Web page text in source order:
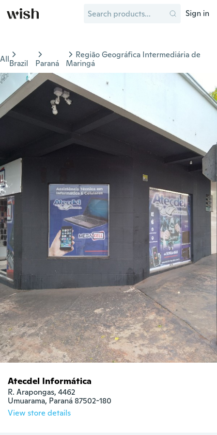
Sign in
AllBrazil Paraná
Região Geográfica Intermediária de
Maringá
Atecdel Informática
R. Arapongas, 4462
Umuarama, Paraná 87502-180
View store details